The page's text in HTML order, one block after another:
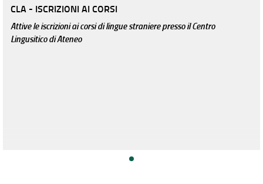
CLA - ISCRIZIONI AI CORSI
Attive le iscrizioni ai corsi di lingue straniere presso il Centro
Lingusitico di Ateneo